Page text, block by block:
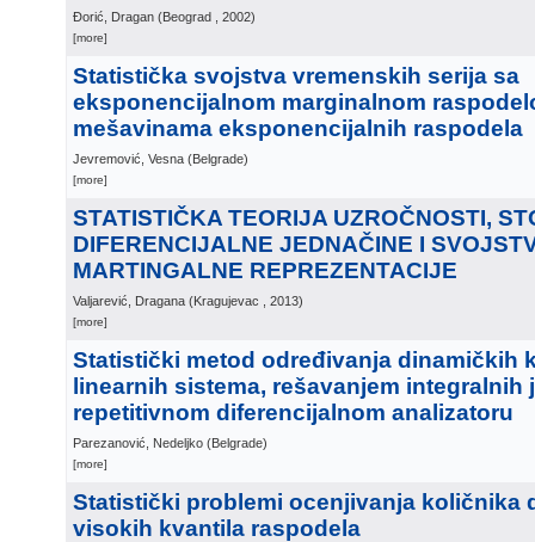
Đorić, Dragan (Beograd , 2002)
[more]
Statistička svojstva vremenskih serija sa
eksponencijalnom marginalnom
mešavinama eksponencijalnih raspodela
Jevremović, Vesna (Belgrade)
[more]
STATISTIČKA TEORIJA UZROČNOSTI,
DIFERENCIJALNE JEDNAČINE I
MARTINGALNE REPREZENTACIJE
Valjarević, Dragana (Kragujevac , 2013)
[more]
Statistički metod određivanja dinamičkih
linearnih sistema, rešavanjem integralnih
repetitivnom diferencijalnom analizatoru
Parezanović, Nedeljko (Belgrade)
[more]
Statistički problemi ocenjivanja količnika
visokih kvantila raspodela